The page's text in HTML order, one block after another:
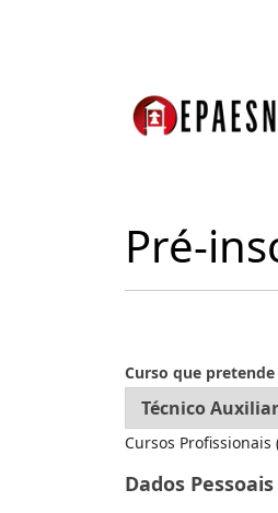
Pré-
Curso que
Cursos
Dados Pessoais